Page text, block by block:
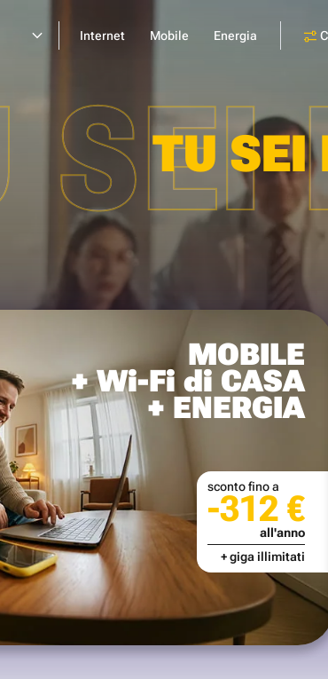
Internet Mobile Energia
SEI
TU SEI
MOBILE
+ Wi-Fi di CASA
+ ENERGIA
sconto fino a
-312 €
all'anno
+ giga illimitati